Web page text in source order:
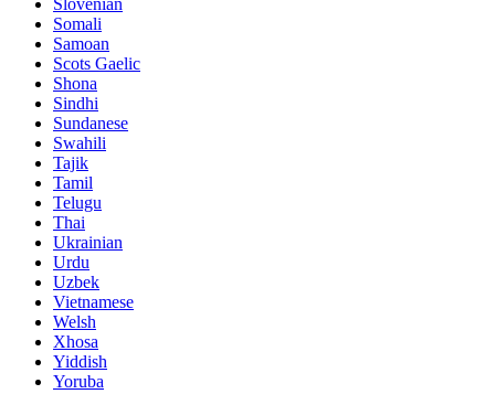
Somali
Samoan
Scots Gaelic
Shona
Sindhi
Sundanese
Swahili
Tajik
Tamil
Telugu
Thai
Ukrainian
Urdu
Uzbek
Vietnamese
Welsh
Xhosa
Yiddish
Yoruba